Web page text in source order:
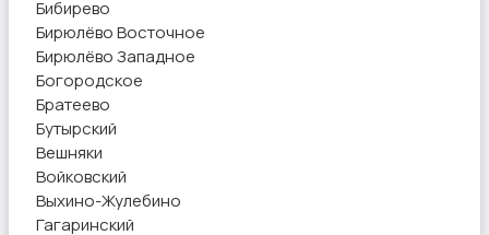
Бибирево
Бирюлёво Восточное
Бирюлёво Западное
Богородское
Братеево
Бутырский
Вешняки
Войковский
Выхино-Жулебино
Гагаринский